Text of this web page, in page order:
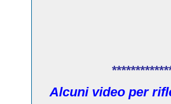
Alcuni video per